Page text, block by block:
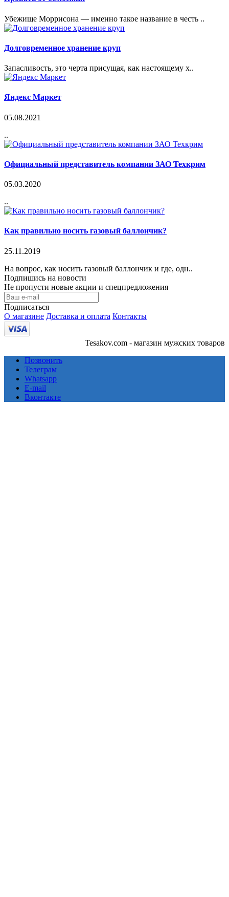
Убежище Моррисона — именно такое название в честь ..
Долговременное хранение круп
Запасливость, это черта присущая, как настоящему х..
Яндекс Маркет
05.08.2021
..
Официальный представитель компании ЗАО Техкрим
05.03.2020
..
Как правильно носить газовый баллончик?
25.11.2019
На вопрос, как носить газовый баллончик и где, одн..
Подпишись на новости
Не пропусти новые акции и спецпредложения
Подписаться
О магазине Доставка и оплата Контакты
Tesakov.com - магазин мужских товаров
Позвонить
Телеграм
Whatsapp
E-mail
Вконтакте